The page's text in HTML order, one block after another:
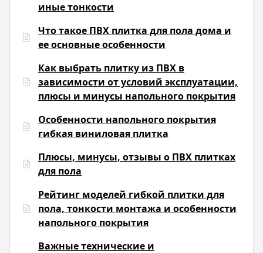
иные тонкости
Что такое ПВХ плитка для пола дома и
ее основные особенности
Как выбрать плитку из ПВХ в
зависимости от условий эксплуатации,
плюсы и минусы напольного покрытия
Особенности напольного покрытия
гибкая виниловая плитка
Плюсы, минусы, отзывы о ПВХ плитках
для пола
Рейтинг моделей гибкой плитки для
пола, тонкости монтажа и особенности
напольного покрытия
Важные технические и